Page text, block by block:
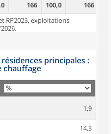
166 100,0 166
RP2023, exploitations
principales :
chauffage
1,9
14,3